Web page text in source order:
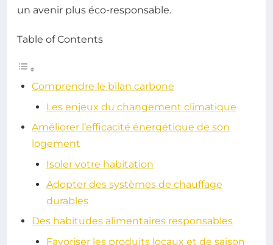
un avenir plus éco-responsable.
Table of Contents
Comprendre le bilan carbone
Les enjeux du changement climatique
Améliorer l’efficacité énergétique de son
logement
Isoler votre habitation
Adopter des systèmes de chauffage
durables
Des habitudes alimentaires responsables
Favoriser les produits locaux et de saison